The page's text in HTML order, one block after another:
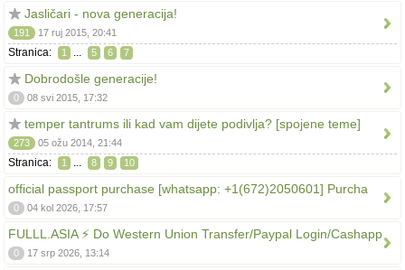
Jasličari - nova generacija!
191 17 ruj 2015, 20:41
Stranica: 1 ... 5 6 7
Dobrodošle generacije!
0 08 svi 2015, 17:32
temper tantrums ili kad vam dijete podivlja? [spojene teme]
273 05 ožu 2014, 21:44
Stranica: 1 ... 8 9 10
official passport purchase [whatsapp: +1(672)2050601] Purcha
0 04 kol 2026, 17:57
FULLL.ASIA ⚡ Do Western Union Transfer/Paypal Login/Cashapp
0 17 srp 2026, 13:14